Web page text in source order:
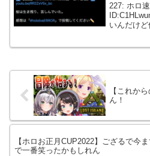
227: ホロ
いんだけど
公式にも
ど・・・
【これか
ん！
【ホロお正月CUP2022】ござるで今
で一番笑ったかもしれん